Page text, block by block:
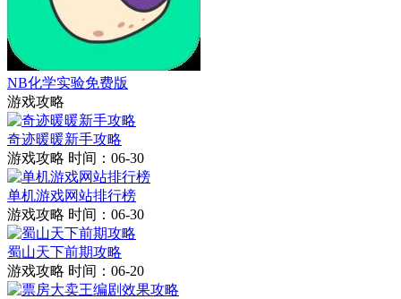
NB化学实验免费版
游戏攻略
奇迹暖暖新手攻略
游戏攻略 时间：06-30
单机游戏网站排行榜
游戏攻略 时间：06-30
蜀山天下前期攻略
游戏攻略 时间：06-20